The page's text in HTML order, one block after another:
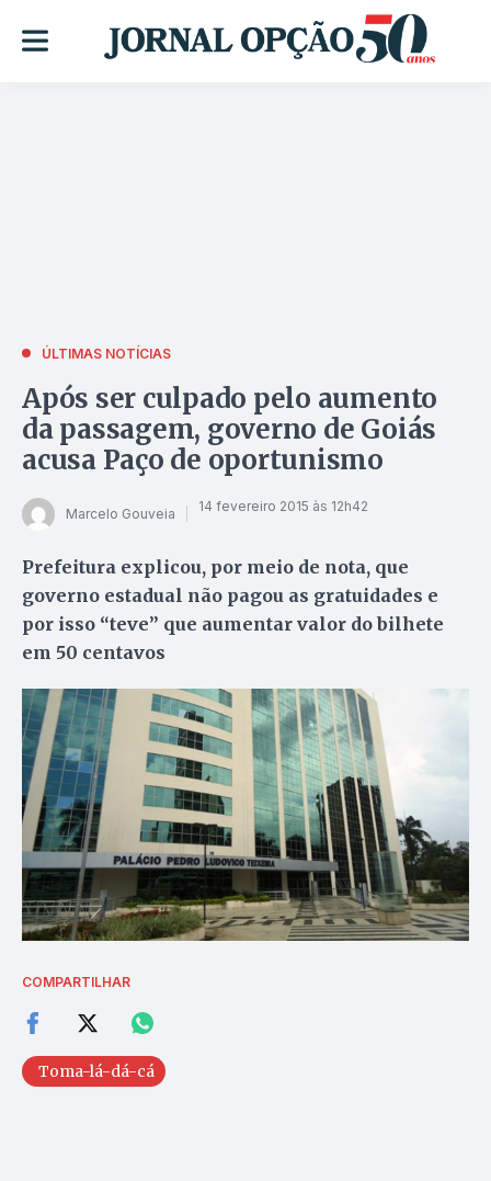
ÚLTIMAS NOTÍCIAS
Após ser culpado pelo aumento
da passagem, governo de Goiás
acusa Paço de oportunismo
Marcelo Gouveia 14 fevereiro 2015 às 12h42
Prefeitura explicou, por meio de nota, que
governo estadual não pagou as gratuidades e
por isso “teve” que aumentar valor do bilhete
em 50 centavos
COMPARTILHAR
Toma-lá-dá-cá